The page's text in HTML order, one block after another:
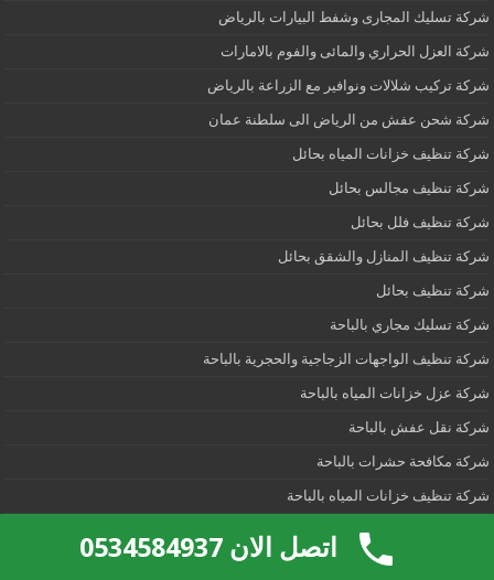
شركة تسليك المجارى وشفط البيارات بالرياض
شركة العزل الحراري والمائى والفوم بالامارات
شركة تركيب شلالات ونوافير مع الزراعة بالرياض
شركة شحن عفش من الرياض الى سلطنة عمان
شركة تنظيف خزانات المياه بحائل
شركة تنظيف مجالس بحائل
شركة تنظيف فلل بحائل
شركة تنظيف المنازل والشقق بحائل
شركة تنظيف بحائل
شركة تسليك مجاري بالباحة
شركة تنظيف الواجهات الزجاجية والحجرية بالباحة
شركة عزل خزانات المياه بالباحة
شركة نقل عفش بالباحة
شركة مكافحة حشرات بالباحة
شركة تنظيف خزانات المياه بالباحة
شركة تنظيف مجالس بالباحة
شركة تنظيف فلل بالباحة
اتصل الان 0534584937